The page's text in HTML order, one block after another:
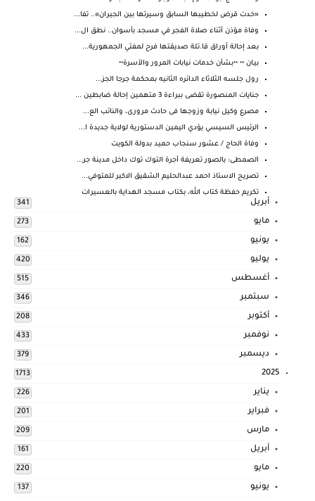
«خدت قرض لخطيبها السابق وسيرتها بين الجيران».. تفا...
وفاة مؤذن أثناء صلاة الفجر في مسجد بأسوان.. نطق ال...
بعد إحالة أوراق قا.تلة صديقتها فرح لمفتي الجمهورية...
بيـان •• ••بشأن خدمات نيابات المرور والأسرة••
رول جلسه الثلاثاء الدائره الثانيه بمحكمة جرجا الجز...
جنايات المنصورة تقضى ببراءة 3 متهمين إحالة ضابطين ...
مصرع وكيل نيابة وزوجها فى حادث مرورى، والنائب الع...
الرئيس السيسي يؤدي اليمين الدستورية لولاية جديدة ا...
وفاة الحاج / عشور سنجاب حميد بدولة الكويت
الصمطى: بالصور تعريفة أجرة التوك توك داخل مدينة جر...
تصريح الاستاذ احمد عبدالحليم الشقيق الاكبر للمتوفي...
تكريم حفظة كتاب الله، بكتاب مسجد الهداية بالعسيرات
أبريل 341
مايو 273
يونيو 162
يوليو 420
أغسطس 515
سبتمبر 346
أكتوبر 208
نوفمبر 433
ديسمبر 379
2025
1713
يناير 226
فبراير 201
مارس 209
أبريل 161
مايو 220
يونيو 137